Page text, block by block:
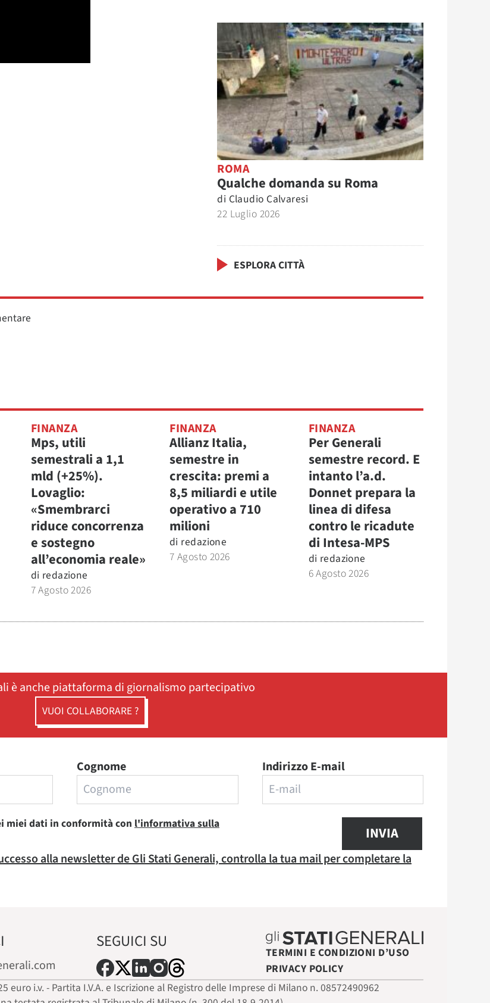
ROMA
Qualche domanda su Roma
di Claudio Calvaresi
22 Luglio 2026
ESPLORA CITTÀ
FINANZA
Mps, utili
semestrali a 1,1
mld (+25%).
Lovaglio:
«Smembrarci
riduce concorrenza
e sostegno
all’economia reale»
di redazione
7 Agosto 2026
FINANZA
Allianz Italia,
semestre in
crescita: premi a
8,5 miliardi e utile
operativo a 710
milioni
di redazione
7 Agosto 2026
FINANZA
Per Generali
semestre record. E
intanto l’a.d.
Donnet prepara la
linea di difesa
contro le ricadute
di Intesa-MPS
di redazione
6 Agosto 2026
è anche piattaforma di giornalismo partecipativo
VUOI COLLABORARE ?
Cognome Indirizzo E-mail
miei dati in conformità con l'informativa sulla
INVIA
alla newsletter de Gli Stati Generali, controlla la tua mail per completare la
SEGUICI SU
TERMINI E CONDIZIONI D’USO
PRIVACY POLICY
euro i.v. - Partita I.V.A. e Iscrizione al Registro delle Imprese di Milano n. 08572490962